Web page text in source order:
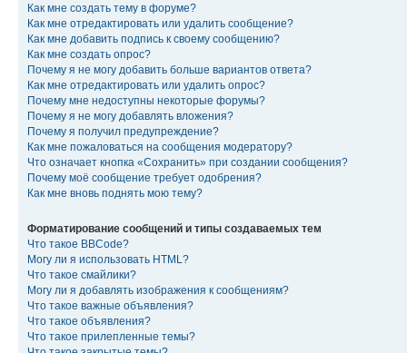
Как мне создать тему в форуме?
Как мне отредактировать или удалить сообщение?
Как мне добавить подпись к своему сообщению?
Как мне создать опрос?
Почему я не могу добавить больше вариантов ответа?
Как мне отредактировать или удалить опрос?
Почему мне недоступны некоторые форумы?
Почему я не могу добавлять вложения?
Почему я получил предупреждение?
Как мне пожаловаться на сообщения модератору?
Что означает кнопка «Сохранить» при создании сообщения?
Почему моё сообщение требует одобрения?
Как мне вновь поднять мою тему?
Форматирование сообщений и типы создаваемых тем
Что такое BBCode?
Могу ли я использовать HTML?
Что такое смайлики?
Могу ли я добавлять изображения к сообщениям?
Что такое важные объявления?
Что такое объявления?
Что такое прилепленные темы?